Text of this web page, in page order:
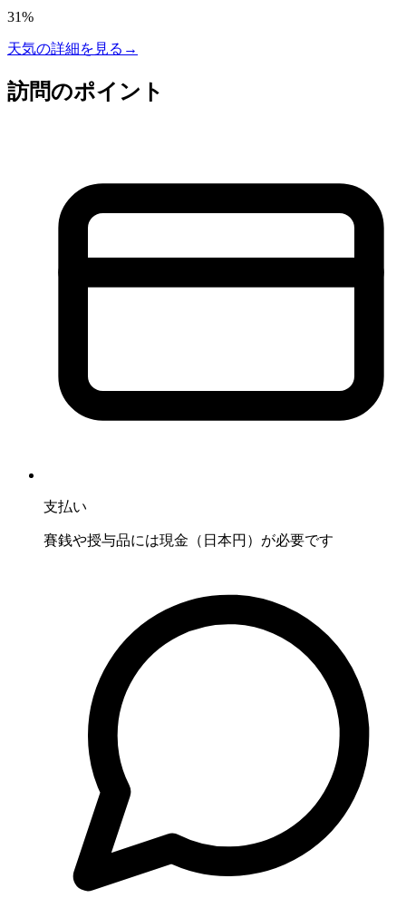
31%
天気の詳細を見る →
訪問のポイント
支払い
賽銭や授与品には現金（日本円）が必要です